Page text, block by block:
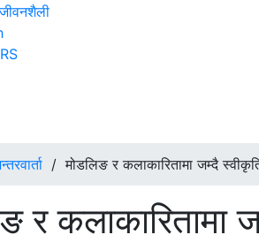
/मोडलिङ र कलाकारितामा जम्दै
र कलाकारितामा